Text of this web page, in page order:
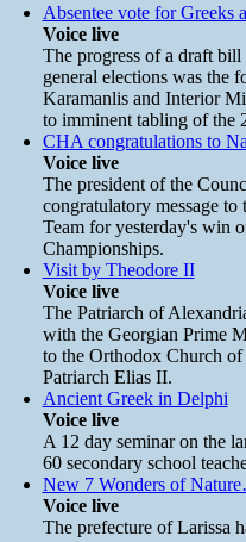
Absentee vote for Greeks
Voice live
The progress of a draft
general elections was the
Karamanlis and Interior
to imminent tabling of the
CHA congratulations to
Voice live
The president of the
congratulatory message
Team for yesterday's win
Championships.
Visit by Theodore II
Voice live
The Patriarch of
with the Georgian Prime
to the Orthodox Church
Patriarch Elias II.
Ancient Greek in Delphi
Voice live
A 12 day seminar on the
60 secondary school
New 7 Wonders of
Voice live
The prefecture of Larissa